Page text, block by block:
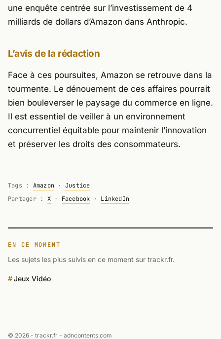
une enquête centrée sur l’investissement de 4
milliards de dollars d’Amazon dans Anthropic.
L’avis de la rédaction
Face à ces poursuites, Amazon se retrouve dans la
tourmente. Le dénouement de ces affaires pourrait
bien bouleverser le paysage du commerce en ligne.
Il est essentiel de veiller à un environnement
concurrentiel équitable pour maintenir l’innovation
et préserver les droits des consommateurs.
Tags : Amazon · Justice
Partager : X· Facebook · LinkedIn
EN CE MOMENT
Les sujets les plus suivis en ce moment sur trackr.fr.
Jeux Vidéo
© 2026 - trackr.fr - adncontents.com